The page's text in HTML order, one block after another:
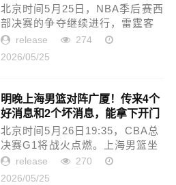
北京时间5月25日，NBA季后赛西
部决赛的争夺继续进行，雷霆客
场82-103不敌马刺，总比分2-2被
扳平。赛后，雷霆队球员霍姆格
得...
release
274
2026/05/25
明晚上海男篮对阵广厦！传来4个
好消息和2个坏消息，能拿下开门
红
北京时间5月26日19:35，CBA总
决赛G1将战火点燃。上海男篮坐
镇龙体馆，迎战卫冕冠军广厦，
这场七场四胜制的巅峰对决，将
release
270
2026/05/25